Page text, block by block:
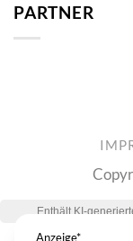
PARTNER
Anzeige*